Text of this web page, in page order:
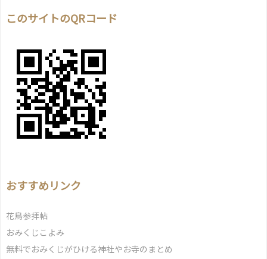
このサイトのQRコード
おすすめリンク
花鳥参拝帖
おみくじこよみ
無料でおみくじがひける神社やお寺のまとめ